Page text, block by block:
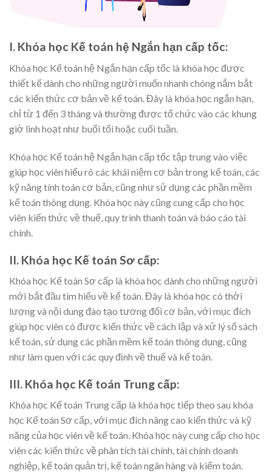
I. Khóa học Kế toán hệ Ngắn hạn cấp tốc:
Khóa học Kế toán hệ Ngắn hạn cấp tốc là khóa học được
thiết kế dành cho những người muốn nhanh chóng nắm bắt
các kiến thức cơ bản về kế toán. Đây là khóa học ngắn hạn,
chỉ từ 1 đến 3 tháng và thường được tổ chức vào các khung
giờ linh hoạt như buổi tối hoặc cuối tuần.
Khóa học Kế toán hệ Ngắn hạn cấp tốc tập trung vào việc
giúp học viên hiểu rõ các khái niệm cơ bản trong kế toán, các
kỹ năng tính toán cơ bản, cũng như sử dụng các phần mềm
kế toán thông dụng. Khóa học này cũng cung cấp cho học
viên kiến thức về thuế, quy trình thanh toán và báo cáo tài
chính.
II. Khóa học Kế toán Sơ cấp:
Khóa học Kế toán Sơ cấp là khóa học dành cho những người
mới bắt đầu tìm hiểu về kế toán. Đây là khóa học có thời
lượng và nội dung đào tạo tương đối cơ bản, với mục đích
giúp học viên có được kiến thức về cách lập và xử lý sổ sách
kế toán, sử dụng các phần mềm kế toán thông dụng, cũng
như làm quen với các quy định về thuế và kế toán.
III. Khóa học Kế toán Trung cấp:
Khóa học Kế toán Trung cấp là khóa học tiếp theo sau khóa
học Kế toán Sơ cấp, với mục đích nâng cao kiến thức và kỹ
năng của học viên về kế toán. Khóa học này cung cấp cho học
viên các kiến thức về phân tích tài chính, tài chính doanh
nghiệp, kế toán quản trị, kế toán ngân hàng và kiểm toán.